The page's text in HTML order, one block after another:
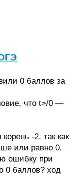
0 баллов за
что t>/0 —
-2, так как
или равно 0.
ошибку при
0 баллов? ход